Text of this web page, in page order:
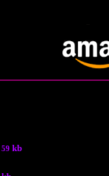
59 kb